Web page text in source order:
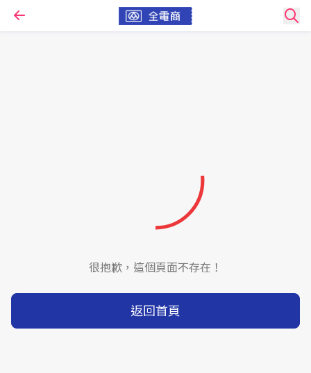
很抱歉，這個頁面不存在！
返回首頁